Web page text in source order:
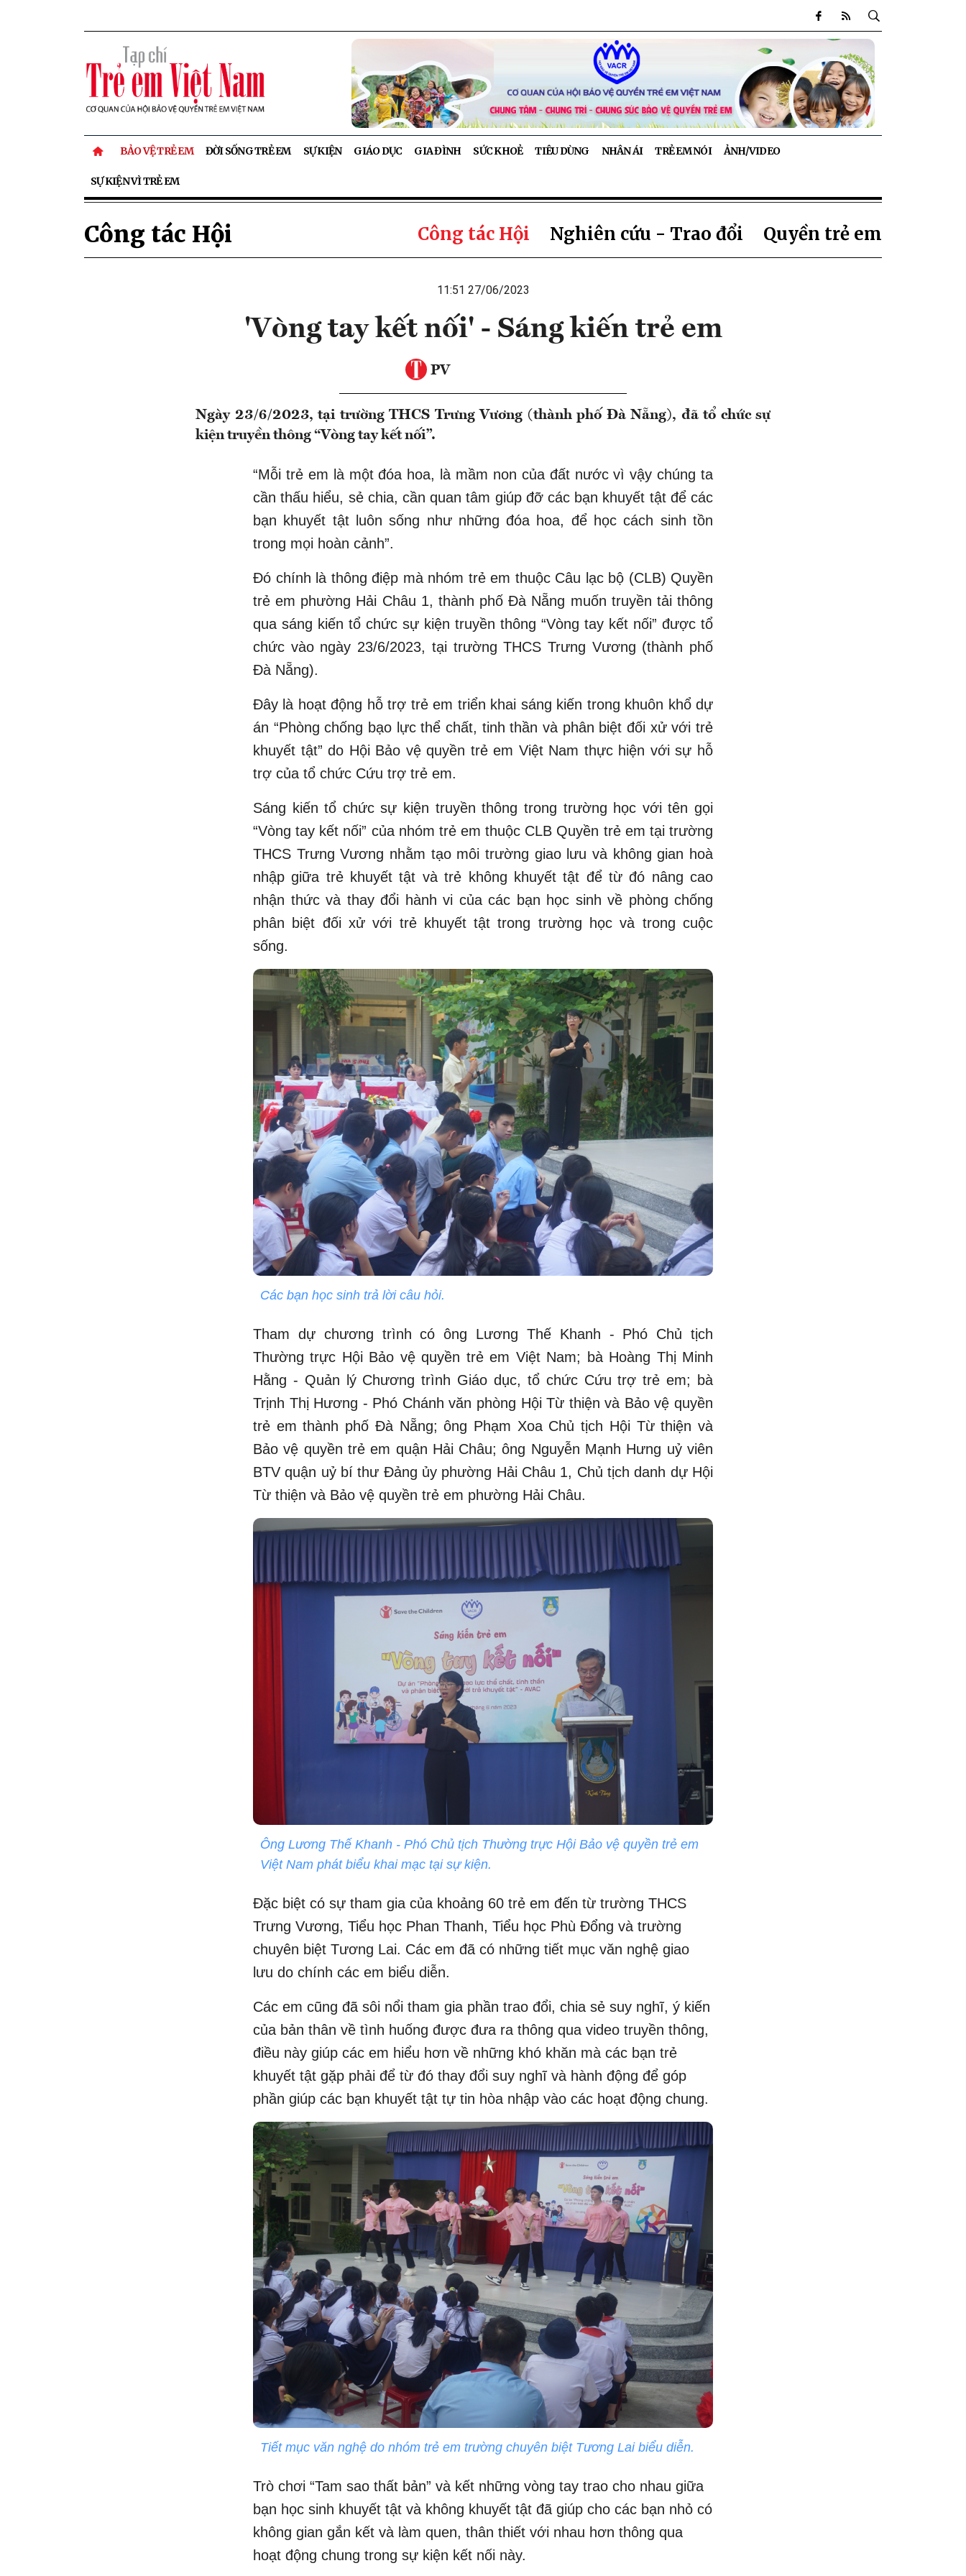
BẢO VỆ TRẺ EM ĐỜI SỐNG TRẺ EM SỰ KIỆN GIÁO DỤC GIA ĐÌNH SỨC KHOẺ TIÊU DÙNG NHÂN ÁI TRẺ EM NÓI ẢNH/VIDEO
SỰ KIỆN VÌ TRẺ EM
Công tác Hội Công tác Hội Nghiên cứu - Trao đổi Quyền trẻ em
11:51 27/06/2023
'Vòng tay kết nối' - Sáng kiến trẻ em
PV
Ngày 23/6/2023, tại trường THCS Trưng Vương (thành phố Đà Nẵng), đã tổ chức sự
kiện truyền thông “Vòng tay kết nối”.
“Mỗi trẻ em là một đóa hoa, là mầm non của đất nước vì vậy chúng ta
cần thấu hiểu, sẻ chia, cần quan tâm giúp đỡ các bạn khuyết tật để các
bạn khuyết tật luôn sống như những đóa hoa, để học cách sinh tồn
trong mọi hoàn cảnh”.
Đó chính là thông điệp mà nhóm trẻ em thuộc Câu lạc bộ (CLB) Quyền
trẻ em phường Hải Châu 1, thành phố Đà Nẵng muốn truyền tải thông
qua sáng kiến tổ chức sự kiện truyền thông “Vòng tay kết nối” được tổ
chức vào ngày 23/6/2023, tại trường THCS Trưng Vương (thành phố
Đà Nẵng).
Đây là hoạt động hỗ trợ trẻ em triển khai sáng kiến trong khuôn khổ dự
án “Phòng chống bạo lực thể chất, tinh thần và phân biệt đối xử với trẻ
khuyết tật” do Hội Bảo vệ quyền trẻ em Việt Nam thực hiện với sự hỗ
trợ của tổ chức Cứu trợ trẻ em.
Sáng kiến tổ chức sự kiện truyền thông trong trường học với tên gọi
“Vòng tay kết nối” của nhóm trẻ em thuộc CLB Quyền trẻ em tại trường
THCS Trưng Vương nhằm tạo môi trường giao lưu và không gian hoà
nhập giữa trẻ khuyết tật và trẻ không khuyết tật để từ đó nâng cao
nhận thức và thay đổi hành vi của các bạn học sinh về phòng chống
phân biệt đối xử với trẻ khuyết tật trong trường học và trong cuộc
sống.
Các bạn học sinh trả lời câu hỏi.
Tham dự chương trình có ông Lương Thế Khanh - Phó Chủ tịch
Thường trực Hội Bảo vệ quyền trẻ em Việt Nam; bà Hoàng Thị Minh
Hằng - Quản lý Chương trình Giáo dục, tổ chức Cứu trợ trẻ em; bà
Trịnh Thị Hương - Phó Chánh văn phòng Hội Từ thiện và Bảo vệ quyền
trẻ em thành phố Đà Nẵng; ông Phạm Xoa Chủ tịch Hội Từ thiện và
Bảo vệ quyền trẻ em quận Hải Châu; ông Nguyễn Mạnh Hưng uỷ viên
BTV quận uỷ bí thư Đảng ủy phường Hải Châu 1, Chủ tịch danh dự Hội
Từ thiện và Bảo vệ quyền trẻ em phường Hải Châu.
Ông Lương Thế Khanh - Phó Chủ tịch Thường trực Hội Bảo vệ quyền trẻ em
Việt Nam phát biểu khai mạc tại sự kiện.
Đặc biệt có sự tham gia của khoảng 60 trẻ em đến từ trường THCS
Trưng Vương, Tiểu học Phan Thanh, Tiểu học Phù Đổng và trường
chuyên biệt Tương Lai. Các em đã có những tiết mục văn nghệ giao
lưu do chính các em biểu diễn.
Các em cũng đã sôi nổi tham gia phần trao đổi, chia sẻ suy nghĩ, ý kiến
của bản thân về tình huống được đưa ra thông qua video truyền thông,
điều này giúp các em hiểu hơn về những khó khăn mà các bạn trẻ
khuyết tật gặp phải để từ đó thay đổi suy nghĩ và hành động để góp
phần giúp các bạn khuyết tật tự tin hòa nhập vào các hoạt động chung.
Tiết mục văn nghệ do nhóm trẻ em trường chuyên biệt Tương Lai biểu diễn.
Trò chơi “Tam sao thất bản” và kết những vòng tay trao cho nhau giữa
bạn học sinh khuyết tật và không khuyết tật đã giúp cho các bạn nhỏ có
không gian gắn kết và làm quen, thân thiết với nhau hơn thông qua
hoạt động chung trong sự kiện kết nối này.